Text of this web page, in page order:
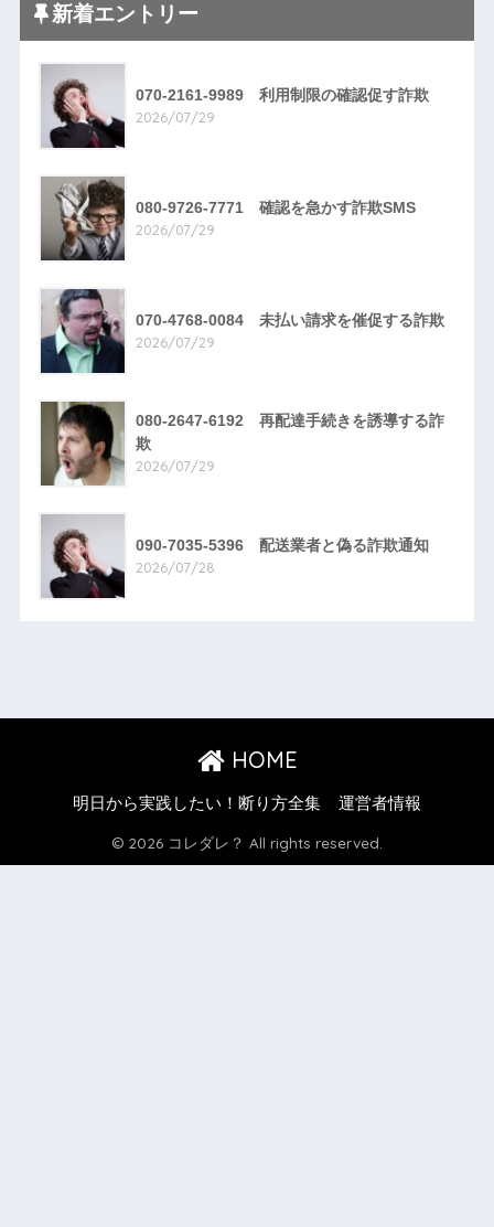
新着エントリー
070-2161-9989 利用制限の確認促す詐欺
2026/07/29
080-9726-7771 確認を急かす詐欺SMS
2026/07/29
070-4768-0084 未払い請求を催促する詐欺
2026/07/29
080-2647-6192 再配達手続きを誘導する詐
欺
2026/07/29
090-7035-5396 配送業者と偽る詐欺通知
2026/07/28
HOME
明日から実践したい！断り方全集 運営者情報
© 2026 コレダレ？ All rights reserved.